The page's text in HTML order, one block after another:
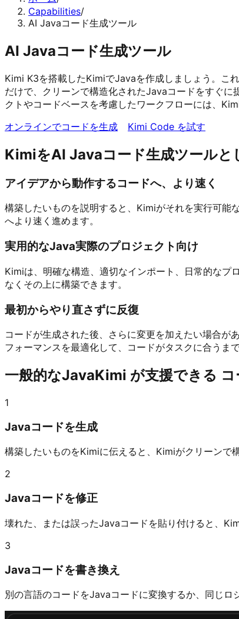
Capabilities/
AI Javaコード生成ツール
AI Javaコード生成ツール
Kimi K3を搭載したKimiでJavaを作成しましょう。こ
だけで、クリーンで構造化されたJavaコードをすぐ
クトやコードベースを考慮したワークフローには、
オンラインでコードを生成
Kimi Code を試す
KimiをAI Javaコード生成ツールと
アイデアから動作するコードへ、より速く
構築したいものを説明すると、Kimiがそれを実行可能
へより速く進めます。
実用的なJava実際のプロジェクト向け
Kimiは、明確な構造、適切なインポート、日常的なプ
なくその上に構築できます。
最初からやり直さずに反復
コードが生成された後、さらに変更を加えたい場合
フォーマンスを最適化して、コードがタスクに合うま
一般的なJavaKimi が支援できる コ
1
Javaコードを生成
構築したいものをKimiに伝えると、Kimiがクリーンで
2
Javaコードを修正
壊れた、または誤ったJavaコードを貼り付けると、
3
Javaコードを書き換え
別の言語のコードをJavaコードに変換するか、同じロ